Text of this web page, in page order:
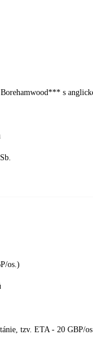
s
os.)
tzv. ETA - 20 GBP/